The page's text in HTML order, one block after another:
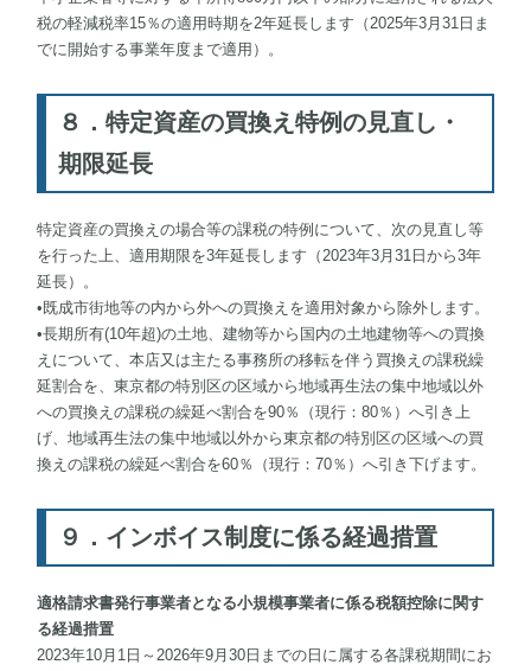
税の軽減税率15％の適用時期を2年延長します（2025年3月31日ま
でに開始する事業年度まで適用）。
８．特定資産の買換え特例の見直し・
期限延長
特定資産の買換えの場合等の課税の特例について、次の見直し等
を行った上、適用期限を3年延長します（2023年3月31日から3年
延長）。
•既成市街地等の内から外への買換えを適用対象から除外します。
•長期所有(10年超)の土地、建物等から国内の土地建物等への買換
えについて、本店又は主たる事務所の移転を伴う買換えの課税繰
延割合を、東京都の特別区の区域から地域再生法の集中地域以外
への買換えの課税の繰延べ割合を90％（現行：80％）へ引き上
げ、地域再生法の集中地域以外から東京都の特別区の区域への買
換えの課税の繰延べ割合を60％（現行：70％）へ引き下げます。
９．インボイス制度に係る経過措置
適格請求書発行事業者となる小規模事業者に係る税額控除に関す
る経過措置
2023年10月1日～2026年9月30日までの日に属する各課税期間にお